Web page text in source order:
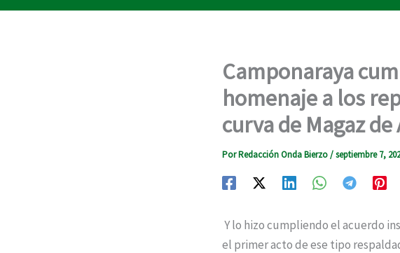
Camponaraya
homenaje a los
curva de Magaz de
PorRedacción Onda Bierzo/septiembre 7,
Y lo hizo cumpliendo el acuerdo
el primer acto de ese tipo